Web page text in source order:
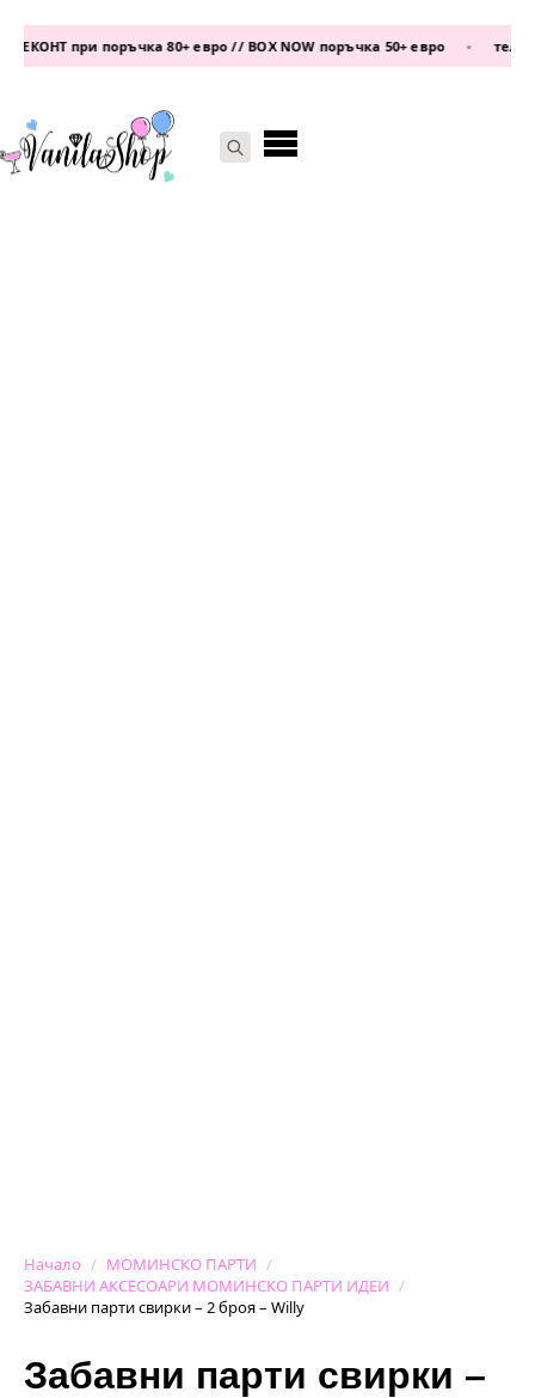
при поръчка 80+ евро // BOX NOW поръчка 50+ евро •
Начало
МОМИНСКО ПАРТИ
ЗАБАВНИ АКСЕСОАРИ МОМИНСКО ПАРТИ ИДЕИ
Забавни парти свирки – 2 броя – Willy
Забавни парти свирки –